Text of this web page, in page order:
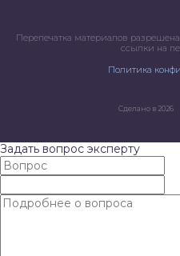
Перепечатка материалов
ссылки на
Политика
Сделано в 2026
Задать вопрос эксперту